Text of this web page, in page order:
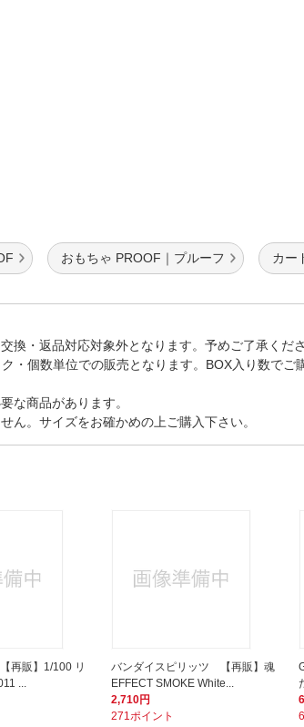
おもちゃ PROOF｜プルーフ カー
・返品対応対象外となります。予めご了承くださ
個数単位での販売となります。BOX入り数で
な商品があります。
。サイズをお確かめの上ご購入下さい。
再販】1/100 リ
...
バンダイスピリッツ 【再販】魂
EFFECT SMOKE White...
2,710円
271ポイント